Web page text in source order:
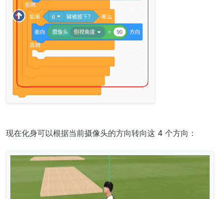
现在化身可以根据当前摄像头的方向转向这 4 个方向：